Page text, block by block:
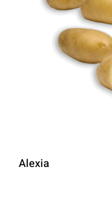
Alexia